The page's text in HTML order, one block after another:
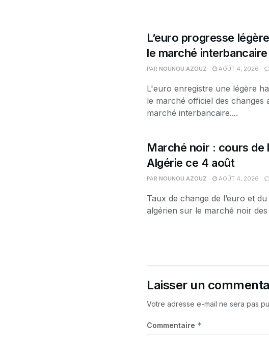
L’euro progresse
le marché
PAR NOUNOU AZOUZ AOÛT 4, 2026
L'euro enregistre une légère
le marché officiel des changes
marché interbancaire....
Marché noir : cours de
Algérie ce 4 août
PAR NOUNOU AZOUZ AOÛT 4, 2026
Taux de change de l’euro et
algérien sur le marché noir des
Laisser un
Votre adresse e-mail ne sera pas
Commentaire *